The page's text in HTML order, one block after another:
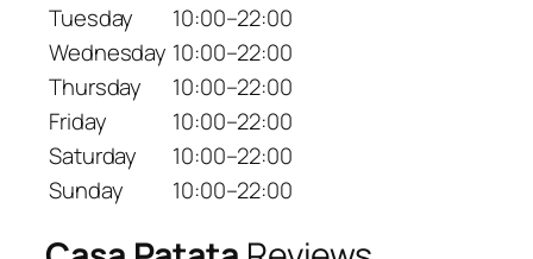
Tuesday
10:00–22:00
Wednesday 10:00–22:00
Thursday
10:00–22:00
Friday
10:00–22:00
Saturday
10:00–22:00
Sunday
10:00–22:00